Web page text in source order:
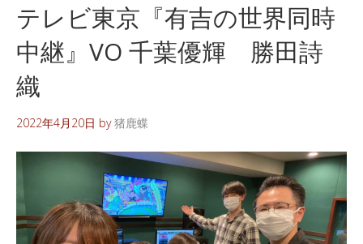
テレビ東京『有吉の世界同時
中継』VO 千葉優輝 勝田詩
織
2022年4月20日 by猪鹿蝶